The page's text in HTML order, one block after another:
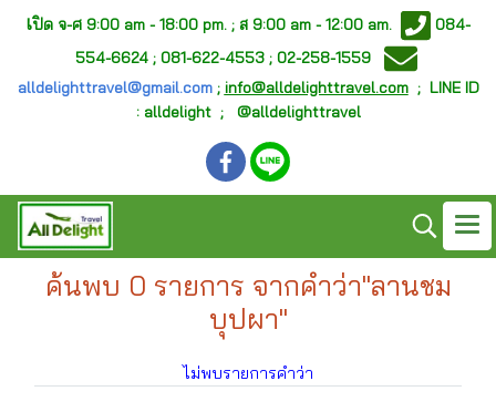
เปิด จ-ศ 9:00 am - 18:00 pm. ; ส 9:00 am - 12:00 am.
084-
554-6624 ; 081-622-4553 ; 02-258-1559
alldelighttravel@gmail.com; info@alldelighttravel.com; LINE ID
: alldelight ; @alldelighttravel
ค้นพบ 0 รายการ จากคำว่า"ลานชม
บุปผา"
ไม่พบรายการคำว่า